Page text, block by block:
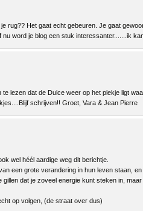
rug?? Het gaat echt gebeuren. Je gaat
word je blog een stuk interessanter.......ik
lezen dat de Dulce weer op het plekje ligt
schrijven!! Groet, Vara & Jean Pierre
wel héél aardige weg dit berichtje.
een grote verandering in hun leven staan, en
dat je zoveel energie kunt steken in,
op volgen, (de straat over dus)